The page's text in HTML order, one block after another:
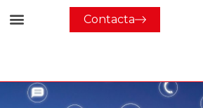
Contacta